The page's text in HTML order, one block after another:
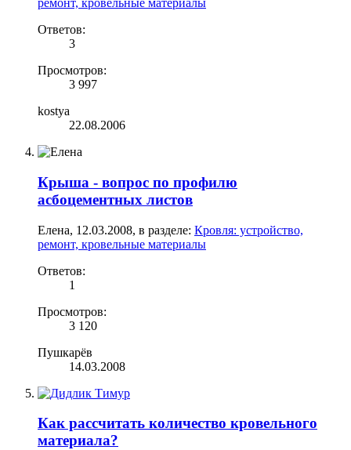
ремонт, кровельные материалы
Ответов:
3
Просмотров:
3 997
kostya
22.08.2006
Крыша - вопрос по профилю
асбоцементных листов
Елена, 12.03.2008, в разделе: Кровля: устройство,
ремонт, кровельные материалы
Ответов:
1
Просмотров:
3 120
Пушкарёв
14.03.2008
Как рассчитать количество кровельного
материала?